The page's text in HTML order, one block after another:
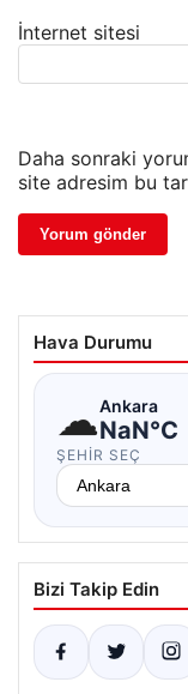
İnternet sitesi
Daha sonraki
site adresim bu
Hava Durumu
☁Ankara
NaN°C
ŞEHIR SEÇ
Bizi Takip Edin